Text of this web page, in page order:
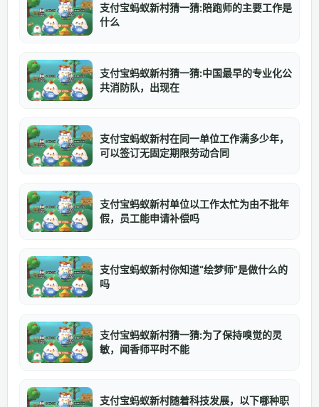
支付宝蚂蚁新村猜一猜:陪跑师的主要工作是
什么
支付宝蚂蚁新村猜一猜:中国最早的专业化公
共消防队，出现在
支付宝蚂蚁新村在同一单位工作满多少年，
可以签订无固定期限劳动合同
支付宝蚂蚁新村单位以工作太忙为由不批年
假，员工能申请补偿吗
支付宝蚂蚁新村你知道“绘梦师”是做什么的
吗
支付宝蚂蚁新村猜一猜:为了保持嗅觉的灵
敏，闻香师平时不能
支付宝蚂蚁新村随着科技发展，以下哪种职